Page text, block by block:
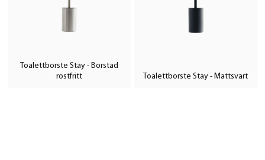
Toalettborste Stay - Borstad
rostfritt
Toalettborste Stay - Mattsvart